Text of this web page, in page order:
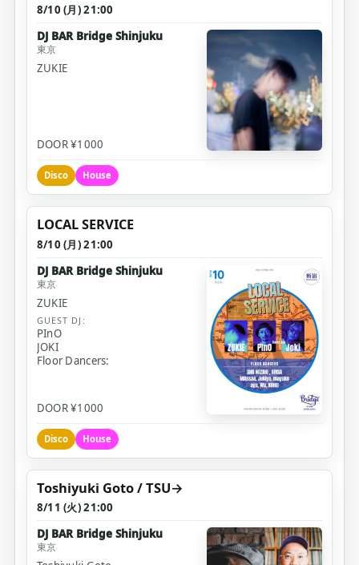
8/10 (月) 21:00
DJ BAR Bridge Shinjuku
東京
ZUKIE
DOOR ¥1000
Disco House
LOCAL SERVICE
8/10 (月) 21:00
DJ BAR Bridge Shinjuku
東京
ZUKIE
GUEST DJ:
PInO
JOKI
Floor Dancers:
DOOR ¥1000
Disco House
Toshiyuki Goto / TSU→
8/11 (火) 21:00
DJ BAR Bridge Shinjuku
東京